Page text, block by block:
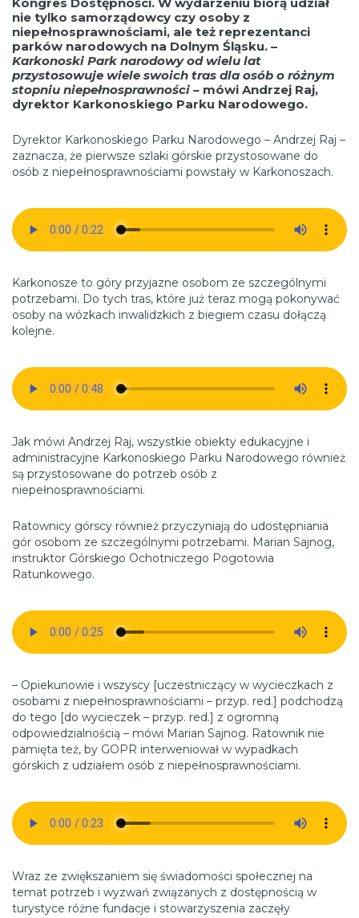
nie tylko samorządowcy czy osoby z
niepełnosprawnościami, ale też reprezentanci
parków narodowych na Dolnym Śląsku. –
Karkonoski Park narodowy od wielu lat
przystosowuje wiele swoich tras dla osób o różnym
stopniu niepełnosprawności – mówi Andrzej Raj,
dyrektor Karkonoskiego Parku Narodowego.
Dyrektor Karkonoskiego Parku Narodowego – Andrzej Raj –
zaznacza, że pierwsze szlaki górskie przystosowane do
osób z niepełnosprawnościami powstały w Karkonoszach.
Karkonosze to góry przyjazne osobom ze szczególnymi
potrzebami. Do tych tras, które już teraz mogą pokonywać
osoby na wózkach inwalidzkich z biegiem czasu dołączą
kolejne.
Jak mówi Andrzej Raj, wszystkie obiekty edukacyjne i
administracyjne Karkonoskiego Parku Narodowego również
są przystosowane do potrzeb osób z
niepełnosprawnościami.
Ratownicy górscy również przyczyniają do udostępniania
gór osobom ze szczególnymi potrzebami. Marian Sajnog,
instruktor Górskiego Ochotniczego Pogotowia
Ratunkowego.
– Opiekunowie i wszyscy [uczestniczący w wycieczkach z
osobami z niepełnosprawnościami – przyp. red.] podchodzą
do tego [do wycieczek – przyp. red.] z ogromną
odpowiedzialnością – mówi Marian Sajnog. Ratownik nie
pamięta też, by GOPR interweniował w wypadkach
górskich z udziałem osób z niepełnosprawnościami.
Wraz ze zwiększaniem się świadomości społecznej na
temat potrzeb i wyzwań związanych z dostępnością w
turystyce różne fundacje i stowarzyszenia zaczęły